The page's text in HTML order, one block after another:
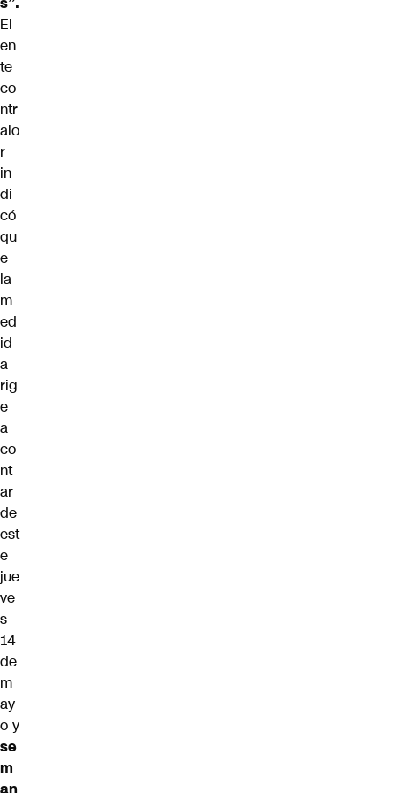
El
en
te
co
ntr
alo
r
in
di
có
qu
e
la
m
ed
id
a
rig
e
a
co
nt
ar
de
est
e
jue
ve
s
14
de
m
ay
o y
se
m
an